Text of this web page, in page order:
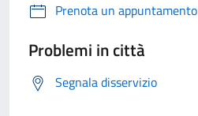
Prenota un appuntamento
Problemi in città
Segnala disservizio